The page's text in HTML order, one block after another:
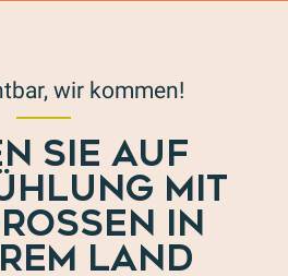
wir kommen!
SIE AUF
MIT
IN U
LAND